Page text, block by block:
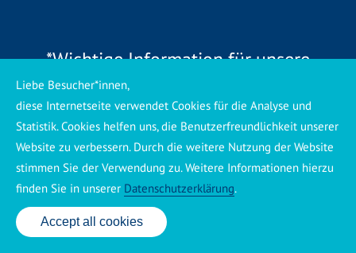
*Wichtige Information für unsere
Wir betreiben vor Ort keine eigene Niederlassung, sondern
arbeiten als mobiler Dienstleister. Unsere Einsätze werden
zentral koordiniert und durch eigene Mitarbeiter sowie
regionale Partnerbetriebe durchgeführt. Dadurch können wir
eine schnelle Verfügbarkeit und einen zuverlässigen 24/7-
Service sicherstellen. Sollte kein eigener Mitarbeiter
unmittelbar verfügbar sein, übernehmen Partnerbetriebe aus
24 Std. Service: ✆ 0176 160 517 86
Accept all cookies
Liebe Besucher*innen,
diese Internetseite verwendet Cookies für die Analyse und
Statistik. Cookies helfen uns, die Benutzerfreundlichkeit unserer
Website zu verbessern. Durch die weitere Nutzung der Website
stimmen Sie der Verwendung zu. Weitere Informationen hierzu
finden Sie in unserer Datenschutzerklärung.